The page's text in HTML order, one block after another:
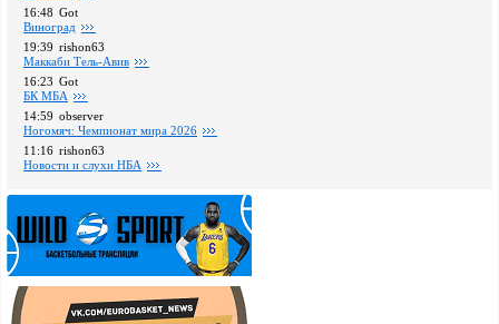
16:48 Got
Виноград
19:39 rishon63
Маккаби Тель-Авив
16:23 Got
БК МБА
14:59 observer
Ногомяч: Чемпионат мира 2026
11:16 rishon63
Новости и слухи НБА